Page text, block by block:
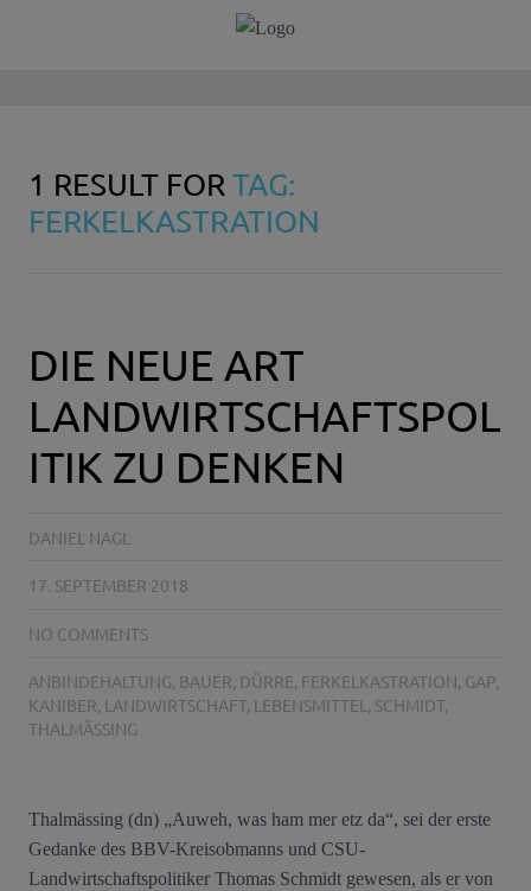
1 RESULT FOR TAG:
FERKELKASTRATION
DIE NEUE ART
LANDWIRTSCHAFTSPOL
ITIK ZU DENKEN
DANIEL NAGL
17. SEPTEMBER 2018
NO COMMENTS
ANBINDEHALTUNG, BAUER, DÜRRE, FERKELKASTRATION, GAP,
KANIBER, LANDWIRTSCHAFT, LEBENSMITTEL , SCHMIDT,
THALMÄSSING
Thalmässing (dn) „Auweh, was ham mer etz da“, sei der erste
Gedanke des BBV-Kreisobmanns und CSU-
Landwirtschaftspolitiker Thomas Schmidt gewesen, als er von